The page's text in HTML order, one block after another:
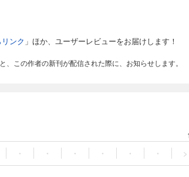
ンク 」ほか、ユーザーレビューをお届けします！
、この作者の新刊が配信された際に、お知らせします。
・ ・ ・ ・ ・ ・ >